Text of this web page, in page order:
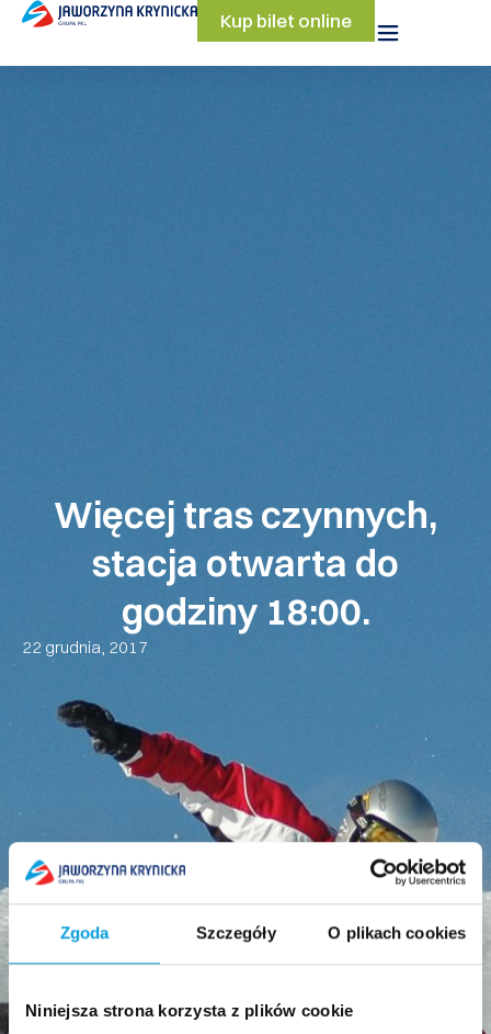
Zgoda Szczegóły O plikach cookies
Niniejsza strona korzysta z plików cookie
Kup bilet online
Więcej tras czynnych,
stacja otwarta do
godziny 18:00.
22 grudnia, 2017